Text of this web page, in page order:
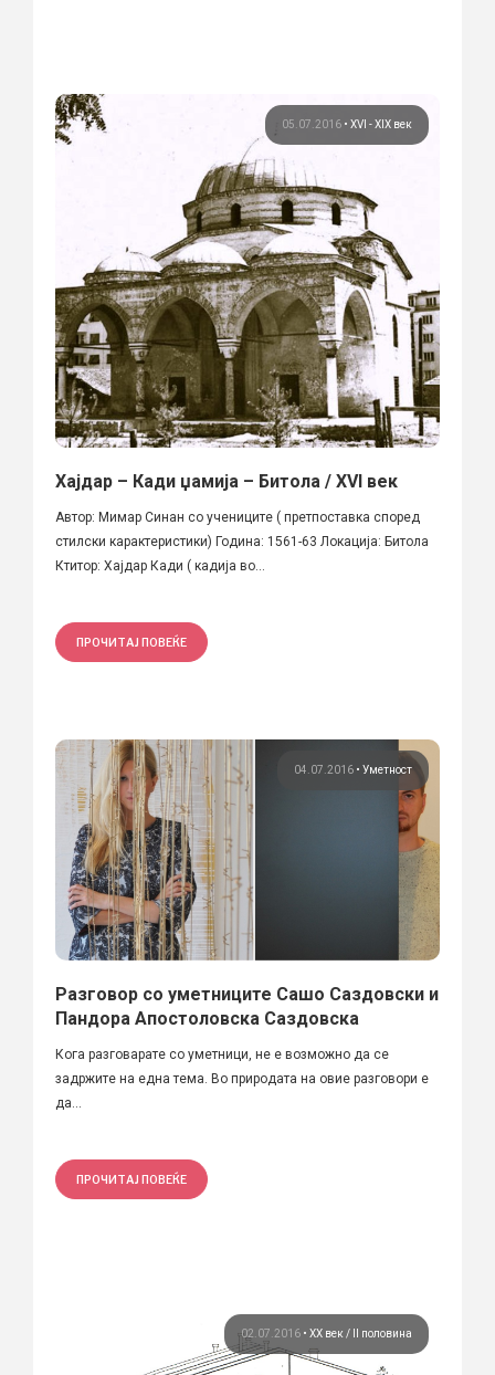
05.07.2016 • XVI - XIX век
Хајдар – Кади џамија – Битола / XVI век
Автор: Мимар Синан со учениците ( претпоставка според
стилски карактеристики) Година: 1561-63 Локација: Битола
Ктитор: Хајдар Кади ( кадија во...
ПРОЧИТАЈ ПОВЕЌЕ
04.07.2016 • Уметност
Разговор со уметниците Сашо Саздовски и
Пандора Апостоловска Саздовска
Кога разговарате со уметници, не е возможно да се
задржите на една тема. Во природата на овие разговори е
да...
ПРОЧИТАЈ ПОВЕЌЕ
02.07.2016 • ХХ век / II половина